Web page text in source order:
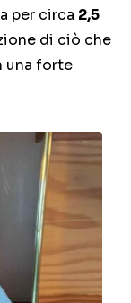
per circa 2,5
di ciò che
una forte